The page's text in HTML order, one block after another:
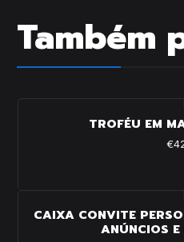
Também
TROFÉU EM
CAIXA CONVITE
ANÚNCIOS E